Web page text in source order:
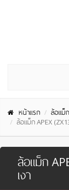
หน้าแรก ล้อแม็ก
ล้อแม็ก APEX
ล้อแม็ก
เงา